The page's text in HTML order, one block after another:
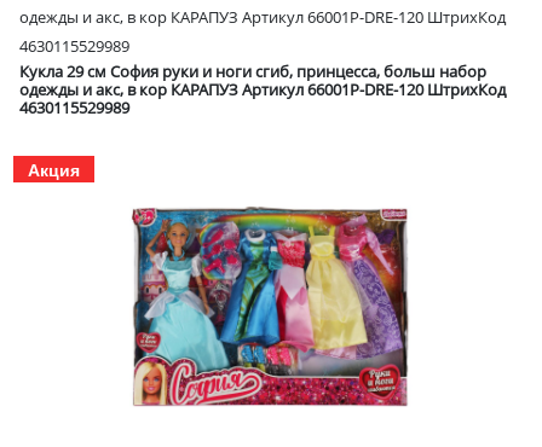
одежды и акс, в кор КАРАПУЗ Артикул 66001P-DRE-120 ШтрихКод
4630115529989
Кукла 29 см София руки и ноги сгиб, принцесса, больш набор
одежды и акс, в кор КАРАПУЗ Артикул 66001P-DRE-120 ШтрихКод
4630115529989
Акция